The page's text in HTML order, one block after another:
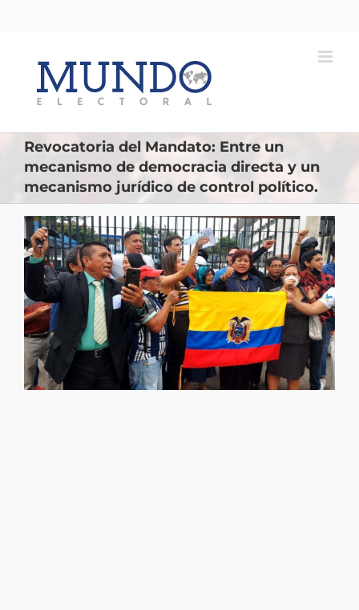
contenido
Revocatoria del Mandato: Entre un
mecanismo de democracia directa y un
mecanismo jurídico de control político.
Ver
imagen
más
grande